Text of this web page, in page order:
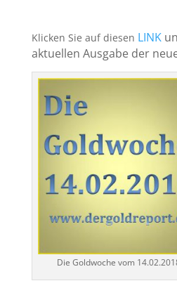
Klicken Sie auf diesen LINK
aktuellen Ausgabe der
Die Goldwoche vom